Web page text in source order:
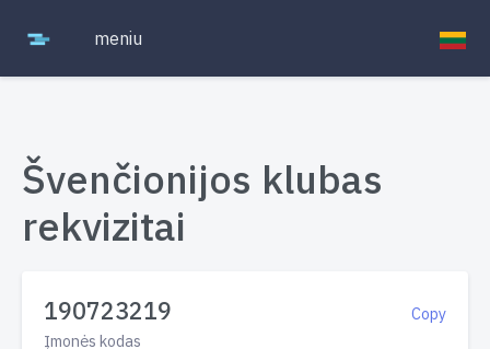
meniu
Švenčionijos klubas
rekvizitai
Copy
190723219
Įmonės kodas